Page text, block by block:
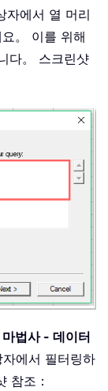
자에서 열 머리
。 이를 위해
다。 스크린샷
법사 - 데이터
에서 필터링하
참조：